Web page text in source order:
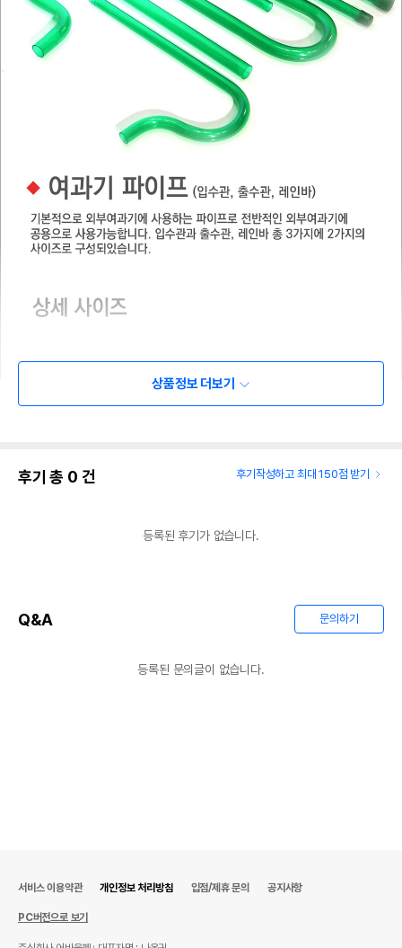
상품정보 더보기
후기 총 0 건 후기작성하고 최대 150점 받기
등록된 후기가 없습니다.
Q&A 문의하기
등록된 문의글이 없습니다.
서비스 이용약관 개인정보 처리방침 입점/제휴 문의 공지사항
PC버전으로 보기